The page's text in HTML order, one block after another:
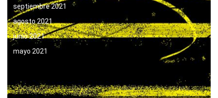
septiembre 2021
agosto 2021
junio 2021
mayo 2021